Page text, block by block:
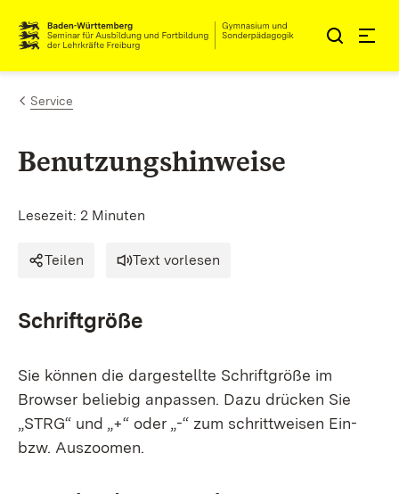
Zum Inhalt springen
Link zur Startseite
Service
Benutzungshinweise
Lesezeit: 2 Minuten
Teilen Text vorlesen
Schriftgröße
Sie können die dargestellte Schriftgröße im
Browser beliebig anpassen. Dazu drücken Sie
„STRG“ und „+“ oder „-“ zum schrittweisen Ein-
bzw. Auszoomen.